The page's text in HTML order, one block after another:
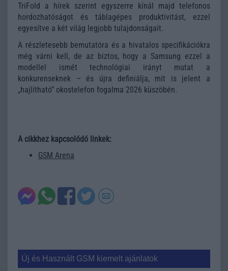
TriFold a hírek szerint egyszerre kínál majd telefonos
hordozhatóságot és táblagépes produktivitást, ezzel
egyesítve a két világ legjobb tulajdonságait.
A részletesebb bemutatóra és a hivatalos specifikációkra
még várni kell, de az biztos, hogy a Samsung ezzel a
modellel ismét technológiai irányt mutat a
konkurenseknek – és újra definiálja, mit is jelent a
„hajlítható” okostelefon fogalma 2026 küszöbén.
A cikkhez kapcsolódó linkek:
GSM Arena
Új és Használt GSM kiemelt ajánlatok